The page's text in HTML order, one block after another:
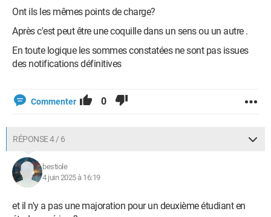
Ont ils les mêmes points de charge?
Après c'est peut être une coquille dans un sens ou un autre .
En toute logique les sommes constatées ne sont pas issues
des notifications définitives
Commenter 0
RÉPONSE 4 / 6
bestiole
4 juin 2025 à 16:19
et il n'y a pas une majoration pour un deuxième étudiant en